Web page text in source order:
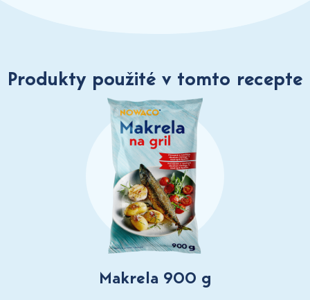
Produkty použité v tomto recepte
Makrela 900 g